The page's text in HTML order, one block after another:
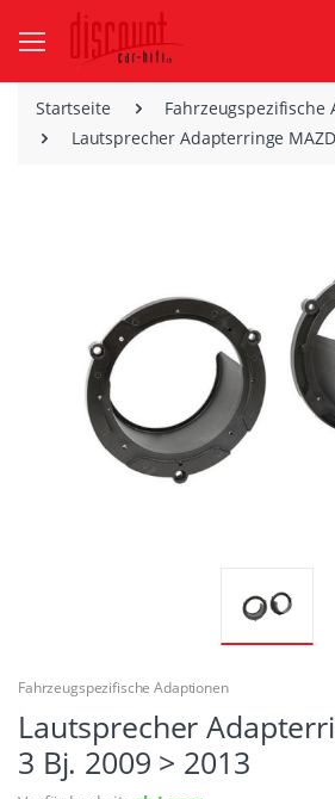
Startseite
Fahrzeugspezifische
Lautsprecher Adapterringe
Fahrzeugspezifische Adaptionen
Lautsprecher
3 Bj. 2009 > 2013